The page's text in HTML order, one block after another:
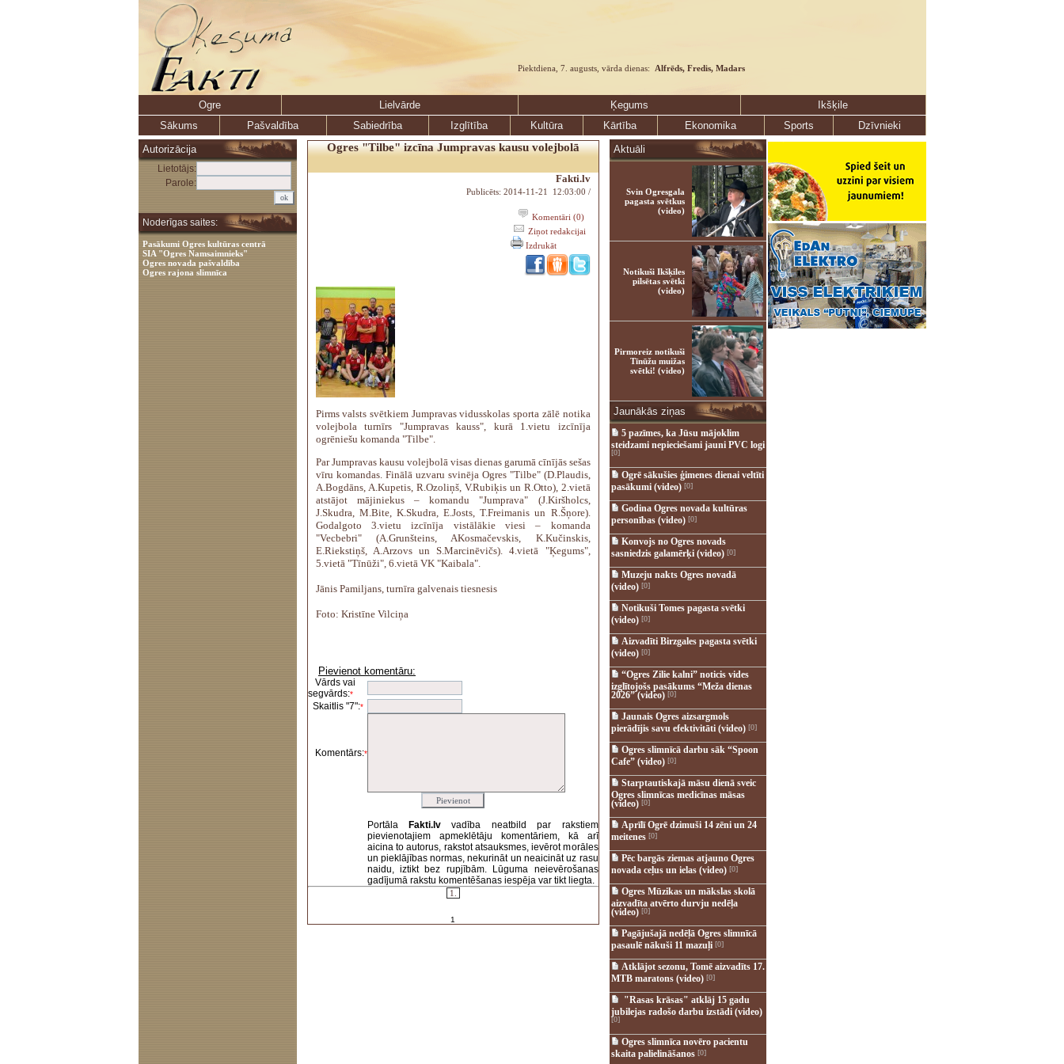
Piektdiena, 7. augusts, vārda dienas: Alfrēds, Fredis, Madars
Ogre Lielvārde Ķegums
Ikšķile
Sākums
Pašvaldība Sabiedrība Izglītība Kultūra Kārtība Ekonomika Sports
Dzīvnieki
Autorizācija
Lietotājs:
Parole:
Noderīgas saites:
Pasākumi Ogres kultūras centrā
SIA "Ogres Namsaimnieks"
Ogres novada pašvaldība
Ogres rajona slimnīca
Ogres "Tilbe" izcīna Jumpravas kausu volejbolā
Fakti.lv
Publicēts: 2014-11-21 12:03:00 /
Komentāri (0)
Ziņot redakcijai
Izdrukāt
Pirms valsts svētkiem Jumpravas vidusskolas sporta zālē notika
volejbola turnīrs "Jumpravas kauss", kurā 1.vietu izcīnīja
ogrēniešu komanda "Tilbe".
Par Jumpravas kausu volejbolā visas dienas garumā cīnījās sešas
vīru komandas. Finālā uzvaru svinēja Ogres "Tilbe" (D.Plaudis,
A.Bogdāns, A.Kupetis, R.Ozoliņš, V.Rubiķis un R.Otto), 2.vietā
atstājot mājiniekus – komandu "Jumprava" (J.Kiršholcs,
J.Skudra, M.Bite, K.Skudra, E.Josts, T.Freimanis un R.Šņore).
Godalgoto 3.vietu izcīnīja vistālākie viesi – komanda
"Vecbebri" (A.Grunšteins, AKosmačevskis, K.Kučinskis,
E.Riekstiņš, A.Arzovs un S.Marcinēvičs). 4.vietā "Ķegums",
5.vietā "Tīnūži", 6.vietā VK "Kaibala".
Jānis Pamiljans, turnīra galvenais tiesnesis
Foto: Kristīne Vilciņa
Pievienot komentāru:
Vārds vai
segvārds:*
Skaitlis "7":*
Komentārs:*
Portāla Fakti.lvvadība neatbild par rakstiem
pievienotajiem apmeklētāju komentāriem, kā arī
aicina to autorus, rakstot atsauksmes, ievērot morāles
un pieklājības normas, nekurināt un neaicināt uz rasu
naidu, iztikt bez rupjībām. Lūguma neievērošanas
gadījumā rakstu komentēšanas iespēja var tikt liegta.
1.
1
Aktuāli
Svin Ogresgala
pagasta svētkus
(video)
Notikuši Ikšķiles
pilsētas svētki
(video)
Pirmoreiz notikuši
Tīnūžu muižas
svētki! (video)
Jaunākās ziņas
5 pazīmes, ka Jūsu mājoklim
steidzami nepieciešami jauni PVC logi
[0]
Ogrē sākušies ģimenes dienai veltīti
pasākumi (video)[0]
Godina Ogres novada kultūras
personības (video)[0]
Konvojs no Ogres novads
sasniedzis galamērķi (video)[0]
Muzeju nakts Ogres novadā
(video)[0]
Notikuši Tomes pagasta svētki
(video)[0]
Aizvadīti Birzgales pagasta svētki
(video)[0]
“Ogres Zilie kalni” noticis vides
izglītojošs pasākums “Meža dienas
2026” (video)[0]
Jaunais Ogres aizsargmols
pierādījis savu efektivitāti (video)[0]
Ogres slimnīcā darbu sāk “Spoon
Cafe” (video)[0]
Starptautiskajā māsu dienā sveic
Ogres slimnīcas medicīnas māsas
(video)[0]
Aprīlī Ogrē dzimuši 14 zēni un 24
meitenes [0]
Pēc bargās ziemas atjauno Ogres
novada ceļus un ielas (video)[0]
Ogres Mūzikas un mākslas skolā
aizvadīta atvērto durvju nedēļa
(video)[0]
Pagājušajā nedēļā Ogres slimnīcā
pasaulē nākuši 11 mazuļi[0]
Atklājot sezonu, Tomē aizvadīts 17.
MTB maratons (video)[0]
"Rasas krāsas" atklāj 15 gadu
jubilejas radošo darbu izstādi (video)
[0]
Ogres slimnīca novēro pacientu
skaita palielināšanos [0]